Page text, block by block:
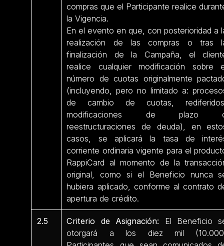
compras que el Participante realice
la Vigencia.
En el evento en que, con posterioridad a
realización de las compras o tras
finalización de la Campaña, el
realice cualquier modificación sobre
número de cuotas originalmente
(incluyendo, pero no limitado a:
de cambio de cuotas,
modificaciones de plazo
reestructuraciones de deuda), en
casos, se aplicará la tasa de
corriente ordinaria vigente para el
RappiCard al momento de la
original, como si el Beneficio nunca
hubiera aplicado, conforme al contrato
apertura de crédito.
2.5 Criterio de Asignación: El Beneficio
otorgará a los diez mil